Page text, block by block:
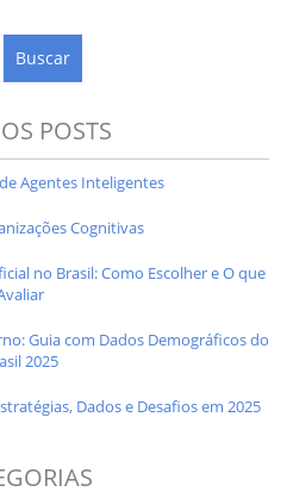
POSTS
Agentes Inteligentes
Cognitivas
no Brasil: Como Escolher e O que
Guia com Dados Demográficos do
2025
Dados e Desafios em 2025